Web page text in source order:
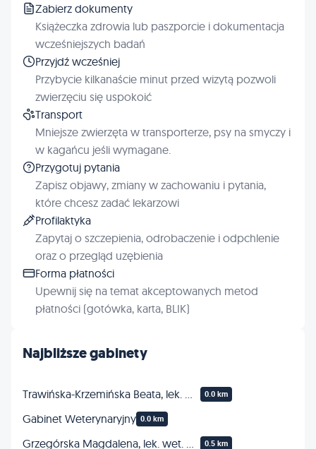
Najbliższe gabinety
0.0 km
Gabinet Weterynaryjny 0.0 km
0.5 km
Zabierz dokumenty
Książeczka zdrowia lub paszporcie i dokumentacja
wcześniejszych badań
Przyjdź wcześniej
Przybycie kilkanaście minut przed wizytą pozwoli
zwierzęciu się uspokoić
Transport
Mniejsze zwierzęta w transporterze, psy na smyczy i
w kagańcu jeśli wymagane.
Przygotuj pytania
Zapisz objawy, zmiany w zachowaniu i pytania,
które chcesz zadać lekarzowi
Profilaktyka
Zapytaj o szczepienia, odrobaczenie i odpchlenie
oraz o przegląd uzębienia
Forma płatności
Upewnij się na temat akceptowanych metod
płatności (gotówka, karta, BLIK)